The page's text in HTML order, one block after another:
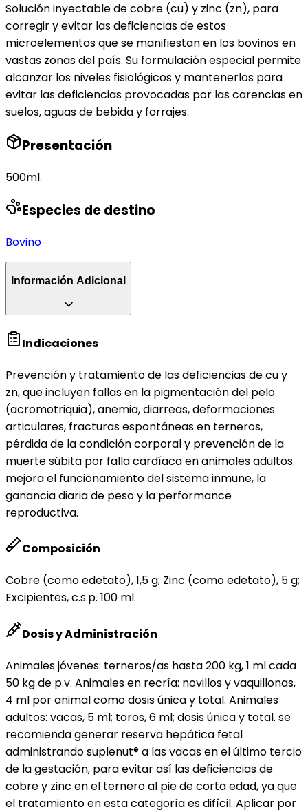
Solución inyectable de cobre (cu) y zinc (zn), para
corregir y evitar las deficiencias de estos
microelementos que se manifiestan en los bovinos en
vastas zonas del país. Su formulación especial permite
alcanzar los niveles fisiológicos y mantenerlos para
evitar las deficiencias provocadas por las carencias en
suelos, aguas de bebida y forrajes.
Presentación
500ml.
Especies de destino
Bovino
Información Adicional
Indicaciones
Prevención y tratamiento de las deficiencias de cu y
zn, que incluyen fallas en la pigmentación del pelo
(acromotriquia), anemia, diarreas, deformaciones
articulares, fracturas espontáneas en terneros,
pérdida de la condición corporal y prevención de la
muerte súbita por falla cardíaca en animales adultos.
mejora el funcionamiento del sistema inmune, la
ganancia diaria de peso y la performance
reproductiva.
Composición
Cobre (como edetato), 1,5 g; Zinc (como edetato), 5 g;
Excipientes, c.s.p. 100 ml.
Dosis y Administración
Animales jóvenes: terneros/as hasta 200 kg, 1 ml cada
50 kg de p.v. Animales en recría: novillos y vaquillonas,
4 ml por animal como dosis única y total. Animales
adultos: vacas, 5 ml; toros, 6 ml; dosis única y total. se
recomienda generar reserva hepática fetal
administrando suplenut® a las vacas en el último tercio
de la gestación, para evitar así las deficiencias de
cobre y zinc en el ternero al pie de corta edad, ya que
el tratamiento en esta categoría es difícil. Aplicar por